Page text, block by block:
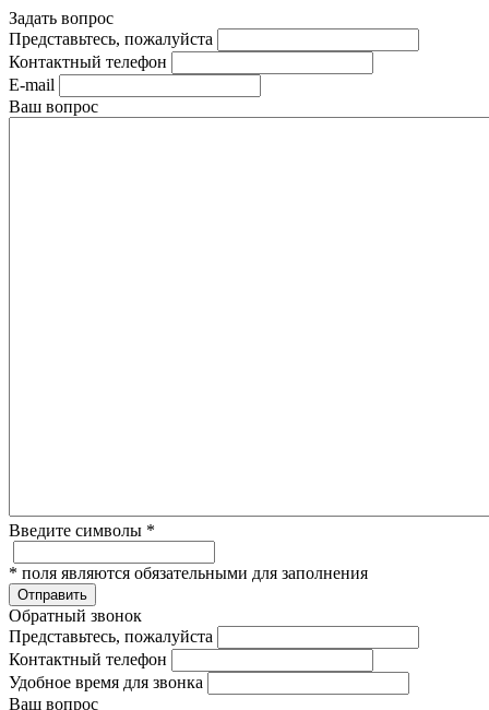
Задать вопрос
Представьтесь, пожалуйста
Контактный телефон
E-mail
Ваш вопрос
Введите символы *
* поля являются обязательными для заполнения
Отправить
Обратный звонок
Представьтесь, пожалуйста
Контактный телефон
Удобное время для звонка
Ваш вопрос